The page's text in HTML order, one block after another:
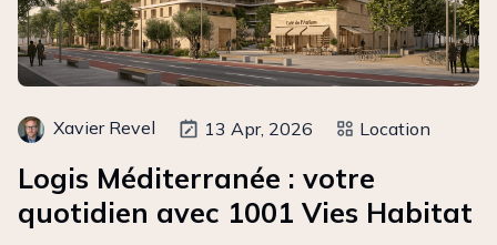
Xavier Revel 13 Apr, 2026 Location
Logis Méditerranée : votre
quotidien avec 1001 Vies Habitat